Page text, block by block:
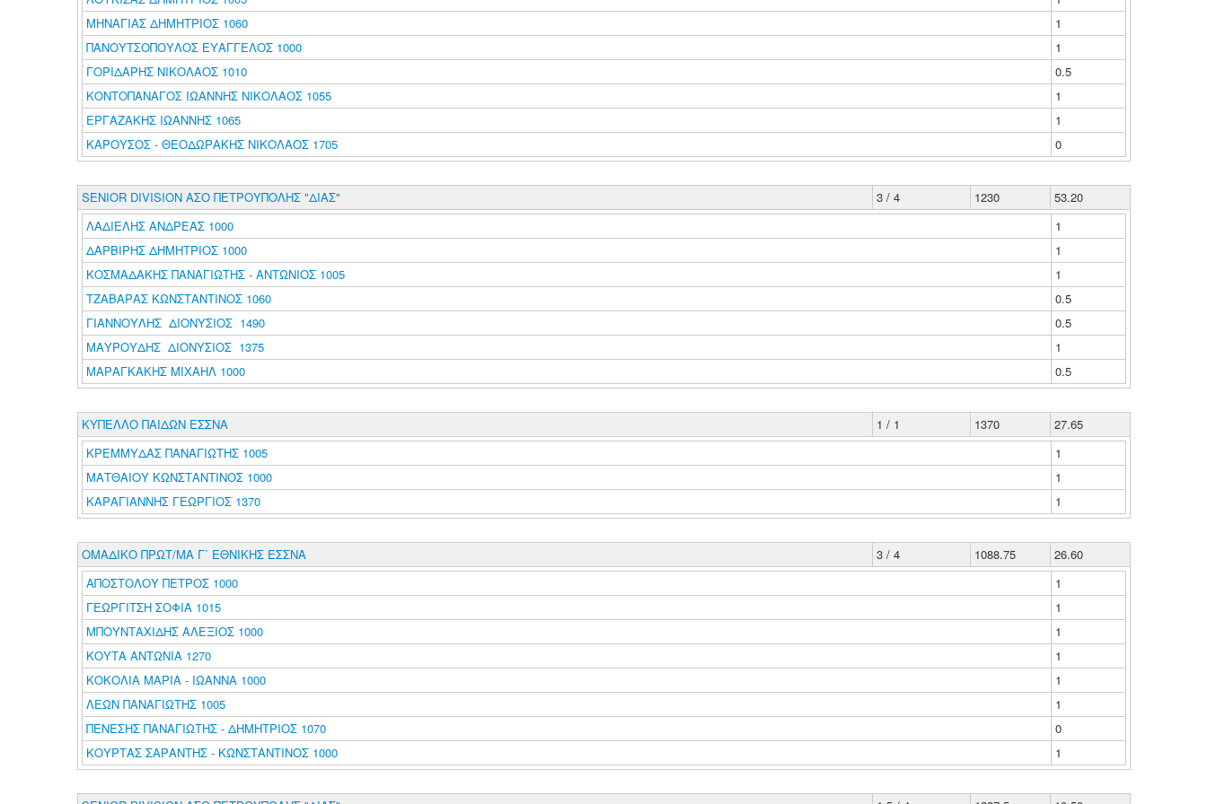
ΜΗΝΑΓΙΑΣ ΔΗΜΗΤΡΙΟΣ 1060
1
ΠΑΝΟΥΤΣΟΠΟΥΛΟΣ ΕΥΑΓΓΕΛΟΣ 1000
1
ΓΟΡΙΔΑΡΗΣ ΝΙΚΟΛΑΟΣ 1010
0.5
ΚΟΝΤΟΠΑΝΑΓΟΣ ΙΩΑΝΝΗΣ ΝΙΚΟΛΑΟΣ 1055
1
ΕΡΓΑΖΑΚΗΣ ΙΩΑΝΝΗΣ 1065
1
ΚΑΡΟΥΣΟΣ - ΘΕΟΔΩΡΑΚΗΣ ΝΙΚΟΛΑΟΣ 1705
0
SENIOR DIVISION ΑΣΟ ΠΕΤΡΟΥΠΟΛΗΣ "ΔΙΑΣ" 3 / 4 1230
53.20
ΛΑΔΙΕΛΗΣ ΑΝΔΡΕΑΣ 1000
1
ΔΑΡΒΙΡΗΣ ΔΗΜΗΤΡΙΟΣ 1000
1
ΚΟΣΜΑΔΑΚΗΣ ΠΑΝΑΓΙΩΤΗΣ - ΑΝΤΩΝΙΟΣ 1005
1
ΤΖΑΒΑΡΑΣ ΚΩΝΣΤΑΝΤΙΝΟΣ 1060
0.5
ΓΙΑΝΝΟΥΛΗΣ ΔΙΟΝΥΣΙΟΣ 1490
0.5
ΜΑΥΡΟΥΔΗΣ ΔΙΟΝΥΣΙΟΣ 1375
1
ΜΑΡΑΓΚΑΚΗΣ ΜΙΧΑΗΛ 1000
0.5
ΚΥΠΕΛΛΟ ΠΑΙΔΩΝ ΕΣΣΝΑ 1 / 1 1370
27.65
ΚΡΕΜΜΥΔΑΣ ΠΑΝΑΓΙΩΤΗΣ 1005
1
ΜΑΤΘΑΙΟΥ ΚΩΝΣΤΑΝΤΙΝΟΣ 1000
1
ΚΑΡΑΓΙΑΝΝΗΣ ΓΕΩΡΓΙΟΣ 1370
1
ΟΜΑΔΙΚΟ ΠΡΩΤ/ΜΑ Γ΄ ΕΘΝΙΚΗΣ ΕΣΣΝΑ 3 / 4 1088.75
26.60
ΑΠΟΣΤΟΛΟΥ ΠΕΤΡΟΣ 1000
1
ΓΕΩΡΓΙΤΣΗ ΣΟΦΙΑ 1015
1
ΜΠΟΥΝΤΑΧΙΔΗΣ ΑΛΕΞΙΟΣ 1000
1
ΚΟΥΤΑ ΑΝΤΩΝΙΑ 1270
1
ΚΟΚΟΛΙΑ ΜΑΡΙΑ - ΙΩΑΝΝΑ 1000
1
ΛΕΩΝ ΠΑΝΑΓΙΩΤΗΣ 1005
1
ΠΕΝΕΣΗΣ ΠΑΝΑΓΙΩΤΗΣ - ΔΗΜΗΤΡΙΟΣ 1070
0
ΚΟΥΡΤΑΣ ΣΑΡΑΝΤΗΣ - ΚΩΝΣΤΑΝΤΙΝΟΣ 1000
1